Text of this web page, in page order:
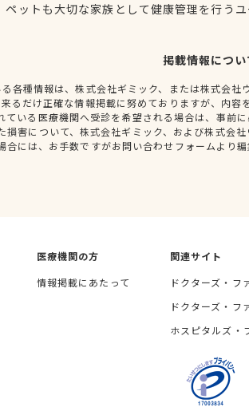
ペットも大切な家族として健康管理を行う
掲載情報につい
各種情報は、株式会社ギミック、または株式会
るだけ正確な情報掲載に努めておりますが、内容
ている医療機関へ受診を希望される場合は、事前
損害について、株式会社ギミック、および株式会
合には、お手数ですがお問い合わせフォームより
医療機関の方
情報掲載にあたって
関連サイト
ドクターズ・フ
ドクターズ・フ
ホスピタルズ・